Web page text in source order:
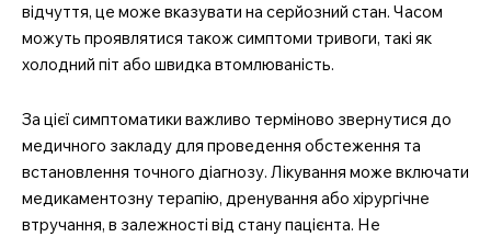
відчуття, це може вказувати на серйозний стан. Часом
можуть проявлятися також симптоми тривоги, такі як
холодний піт або швидка втомлюваність.
За цієї симптоматики важливо терміново звернутися до
медичного закладу для проведення обстеження та
встановлення точного діагнозу. Лікування може включати
медикаментозну терапію, дренування або хірургічне
втручання, в залежності від стану пацієнта. Не